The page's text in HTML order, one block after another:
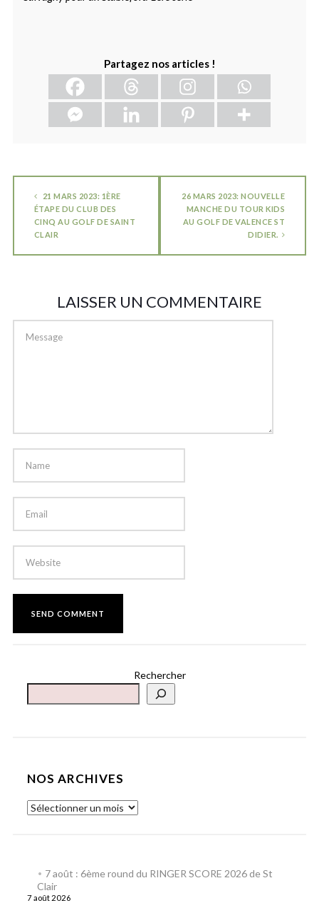
Partagez nos articles !
21 MARS 2023: 1ÈRE
ÉTAPE DU CLUB DES
CINQ AU GOLF DE SAINT
CLAIR
26 MARS 2023: NOUVELLE
MANCHE DU TOUR KIDS
AU GOLF DE VALENCE ST
DIDIER.
LAISSER UN COMMENTAIRE
Rechercher
NOS ARCHIVES
7 août : 6ème round du RINGER SCORE 2026 de St
Clair
7 août 2026